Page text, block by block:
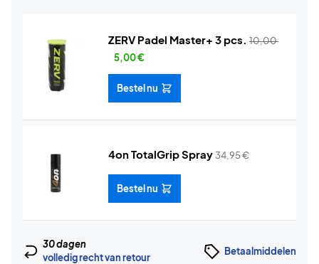
ZERV Padel Master+ 3 pcs. 10,00
5,00€
Bestel nu
4on TotalGrip Spray 34,95€
Bestel nu
30 dagen
volledig recht van retour
Betaalmiddelen